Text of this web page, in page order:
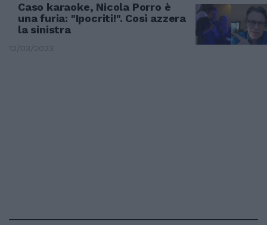
Caso karaoke, Nicola Porro è
una furia: "Ipocriti!". Così azzera
la sinistra
12/03/2023